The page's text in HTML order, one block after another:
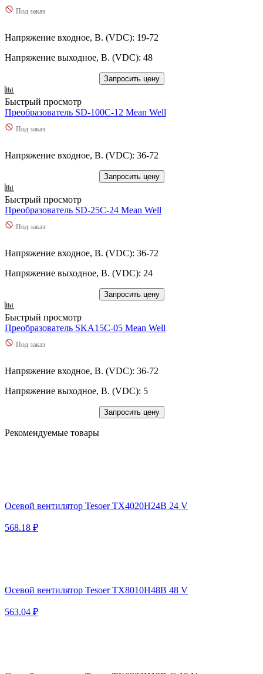
Под заказ
Напряжение входное, В. (VDC): 19-72
Напряжение выходное, В. (VDC): 48
Запросить цену
Быстрый просмотр
Преобразователь SD-100C-12 Mean Well
Под заказ
Напряжение входное, В. (VDC): 36-72
Запросить цену
Быстрый просмотр
Преобразователь SD-25C-24 Mean Well
Под заказ
Напряжение входное, В. (VDC): 36-72
Напряжение выходное, В. (VDC): 24
Запросить цену
Быстрый просмотр
Преобразователь SKA15C-05 Mean Well
Под заказ
Напряжение входное, В. (VDC): 36-72
Напряжение выходное, В. (VDC): 5
Запросить цену
Рекомендуемые товары
Осевой вентилятор Tesoer TX4020H24B 24 V
568.18 ₽
Осевой вентилятор Tesoer TX8010H48B 48 V
563.04 ₽